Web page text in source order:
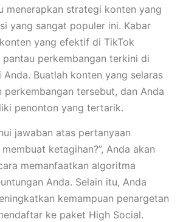
menerapkan strategi konten yang
yang sangat populer ini. Kabar
yang efektif di TikTok
pantau perkembangan terkini di
Buatlah konten yang selaras
perkembangan tersebut, dan Anda
penonton yang tertarik.
jawaban atas pertanyaan
ketagihan?”, Anda akan
memanfaatkan algoritma
Anda. Selain itu, Anda
kemampuan penargetan
ke paket High Social.